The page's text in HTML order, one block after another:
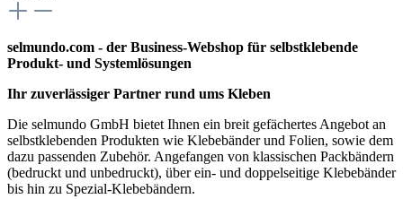
selmundo.com - der Business-Webshop für selbstklebende
Produkt- und Systemlösungen
Ihr zuverlässiger Partner rund ums Kleben
Die selmundo GmbH bietet Ihnen ein breit gefächertes Angebot an
selbstklebenden Produkten wie Klebebänder und Folien, sowie dem
dazu passenden Zubehör. Angefangen von klassischen Packbändern
(bedruckt und unbedruckt), über ein- und doppelseitige Klebebänder
bis hin zu Spezial-Klebebändern.